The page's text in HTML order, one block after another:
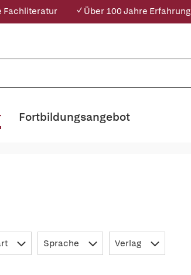
Fachliteratur ✓ Über 100 Jahre Erfahrung
Fortbildungsangebot
Sprache Verlag